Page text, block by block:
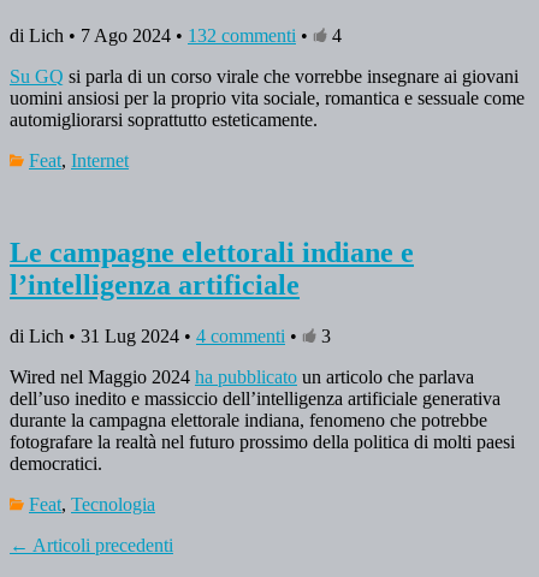
di Lich • 7 Ago 2024 • 132 commenti •
4
Su GQ si parla di un corso virale che vorrebbe insegnare ai giovani
uomini ansiosi per la proprio vita sociale, romantica e sessuale come
automigliorarsi soprattutto esteticamente.
Feat, Internet
Le campagne elettorali indiane e
l’intelligenza artificiale
di Lich • 31 Lug 2024 • 4 commenti •
3
Wired nel Maggio 2024 ha pubblicato un articolo che parlava
dell’uso inedito e massiccio dell’intelligenza artificiale generativa
durante la campagna elettorale indiana, fenomeno che potrebbe
fotografare la realtà nel futuro prossimo della politica di molti paesi
democratici.
Feat, Tecnologia
← Articoli precedenti